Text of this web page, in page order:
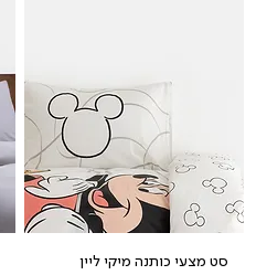
סט מצעי כותנה מיקי ליין